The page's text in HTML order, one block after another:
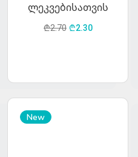
ლეკვებისათვის
ბატკნის ხორცით
₾2.70₾2.30
New